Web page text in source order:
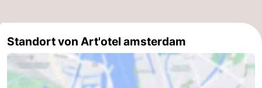
Forum
Reisebuchshop
Standort von Art'otel amsterdam